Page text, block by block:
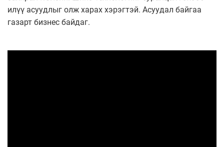
илүү асуудлыг олж харах хэрэгтэй. Асуудал байгаа
газарт бизнес байдаг.